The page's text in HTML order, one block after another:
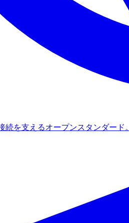
続を支えるオープンスタンダード。